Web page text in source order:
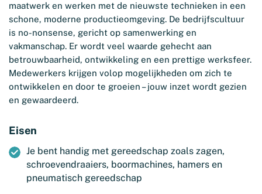
maatwerk en werken met de nieuwste technieken in een
schone, moderne productieomgeving. De bedrijfscultuur
is no-nonsense, gericht op samenwerking en
vakmanschap. Er wordt veel waarde gehecht aan
betrouwbaarheid, ontwikkeling en een prettige werksfeer.
Medewerkers krijgen volop mogelijkheden om zich te
ontwikkelen en door te groeien – jouw inzet wordt gezien
en gewaardeerd.
Eisen
Je bent handig met gereedschap zoals zagen,
schroevendraaiers, boormachines, hamers en
pneumatisch gereedschap